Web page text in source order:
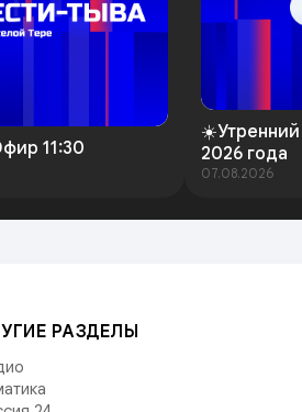
11:30
☀️Утренний
2026 года
07.08.2026
РАЗДЕЛЫ